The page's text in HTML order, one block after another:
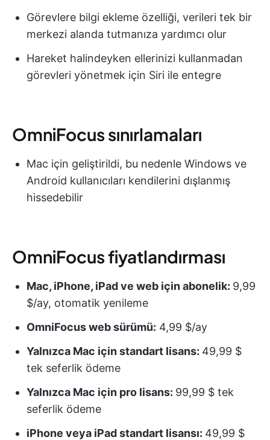
Görevlere bilgi ekleme özelliği, verileri tek bir
merkezi alanda tutmanıza yardımcı olur
Hareket halindeyken ellerinizi kullanmadan
görevleri yönetmek için Siri ile entegre
OmniFocus sınırlamaları
Mac için geliştirildi, bu nedenle Windows ve
Android kullanıcıları kendilerini dışlanmış
hissedebilir
OmniFocus fiyatlandırması
Mac, iPhone, iPad ve web için abonelik: 9,99
$/ay, otomatik yenileme
OmniFocus web sürümü: 4,99 $/ay
Yalnızca Mac için standart lisans: 49,99 $
tek seferlik ödeme
Yalnızca Mac için pro lisans: 99,99 $ tek
seferlik ödeme
iPhone veya iPad standart lisansı: 49,99 $